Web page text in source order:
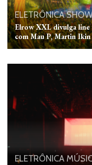
ELETRÔNICA
Elrow XXL divulga
com Mau P, Martin
ELETRÔNICA